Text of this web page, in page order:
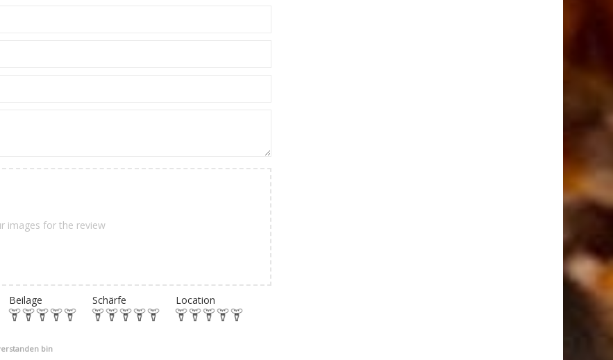
images for the review
Beilage Schärfe Location
bin